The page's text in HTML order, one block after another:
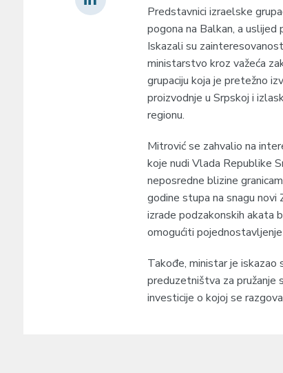
Predstavnici izraelske
pogona na Balkan, a
Iskazali su
ministarstvo kroz važeća
grupaciju koja je pretežno
proizvodnje u Srpskoj i
regionu.
Mitrović se zahvalio na
koje nudi Vlada Republike
neposredne blizine
godine stupa na snagu
izrade podzakonskih akata
omogućiti
Takođe, ministar je
preduzetništva za pružanje
investicije o kojoj se